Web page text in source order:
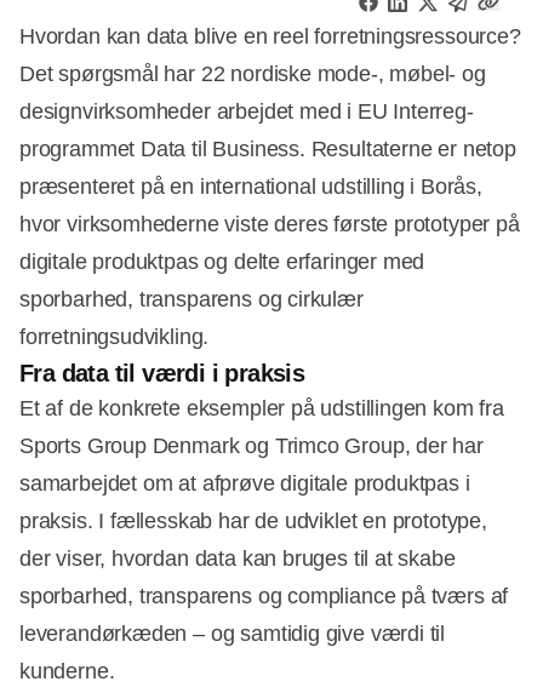
Hvordan kan data blive en reel forretningsressource?
Det spørgsmål har 22 nordiske mode-, møbel- og
designvirksomheder arbejdet med i EU Interreg-
programmet Data til Business. Resultaterne er netop
præsenteret på en international udstilling i Borås,
hvor virksomhederne viste deres første prototyper på
digitale produktpas og delte erfaringer med
sporbarhed, transparens og cirkulær
forretningsudvikling.
Fra data til værdi i praksis
Et af de konkrete eksempler på udstillingen kom fra
Sports Group Denmark og Trimco Group, der har
samarbejdet om at afprøve digitale produktpas i
praksis. I fællesskab har de udviklet en prototype,
der viser, hvordan data kan bruges til at skabe
sporbarhed, transparens og compliance på tværs af
leverandørkæden – og samtidig give værdi til
kunderne.